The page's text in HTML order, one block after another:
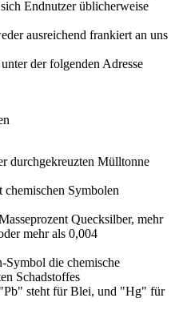
Endnutzer üblicherweise
ausreichend frankiert an uns
der folgenden Adresse
durchgekreuzten Mülltonne
Symbolen
Quecksilber, mehr
mehr als 0,004
Symbol die chemische
Schadstoffes
steht für Blei, und "Hg" für